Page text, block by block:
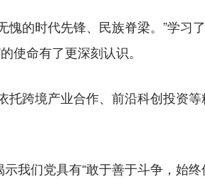
的时代先锋、民族脊梁。”学习
使命有了更深刻认识。
跨境产业合作、前沿科创投资等
们党具有“敢于善于斗争，始终